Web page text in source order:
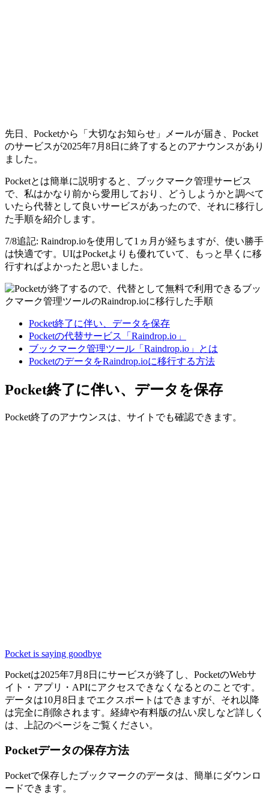
先日、Pocketから「大切なお知らせ」メールが届き、 Pocket
のサービスが2025年7月8日に終了する とのアナウンスがあり
ました。
Pocketとは簡単に説明すると、ブックマーク管理サービス
で、私はかなり前から愛用しており、どうしようかと調べて
いたら代替として良いサービスがあったので、それに移行し
た手順を紹介します。
7/8追記: Raindrop.ioを使用して1ヵ月が経ちますが、使い勝手
は快適です。UIはPocketよりも優れていて、もっと早くに移
行すればよかったと思いました。
Pocket終了に伴い、データを保存
Pocketの代替サービス「Raindrop.io」
ブックマーク管理ツール「Raindrop.io」とは
PocketのデータをRaindrop.ioに移行する方法
Pocket終了に伴い、データを保存
Pocket終了のアナウンスは、サイトでも確認できます。
Pocket is saying goodbye
Pocketは2025年7月8日にサービスが終了 し、PocketのWebサ
イト・アプリ・APIにアクセスできなくなるとのことです。
データは10月8日までエクスポートはできますが、それ以降
は完全に削除されます。経緯や有料版の払い戻しなど詳しく
は、上記のページをご覧ください。
Pocketデータの保存方法
Pocketで保存したブックマークのデータは、簡単にダウンロ
ードできます。